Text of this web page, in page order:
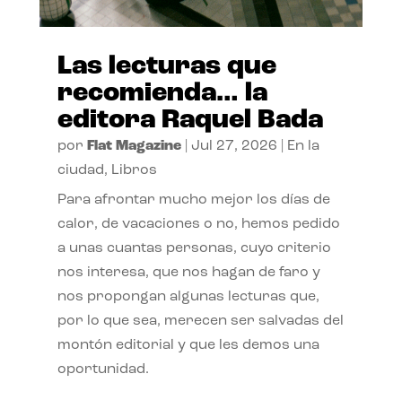
Las lecturas que
recomienda… la
editora Raquel Bada
por Flat Magazine| Jul 27, 2026
En la
ciudad, Libros
Para afrontar mucho mejor los días de
calor, de vacaciones o no, hemos pedido
a unas cuantas personas, cuyo criterio
nos interesa, que nos hagan de faro y
nos propongan algunas lecturas que,
por lo que sea, merecen ser salvadas del
montón editorial y que les demos una
oportunidad.